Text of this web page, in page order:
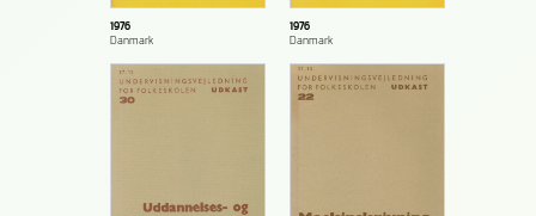
1976
Danmark
1976
Danmark